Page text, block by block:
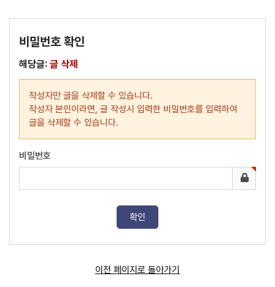
비밀번호 확인
해당글: 글 삭제
작성자만 글을 삭제할 수 있습니다.
작성자 본인이라면, 글 작성시 입력한 비밀번호를 입력하여
글을 삭제할 수 있습니다.
비밀번호
이전 페이지로 돌아가기